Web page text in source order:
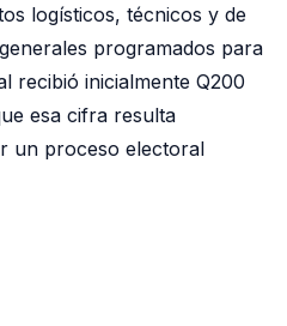
logísticos, técnicos y de
programados para
recibió inicialmente Q200
esa cifra resulta
un proceso electoral